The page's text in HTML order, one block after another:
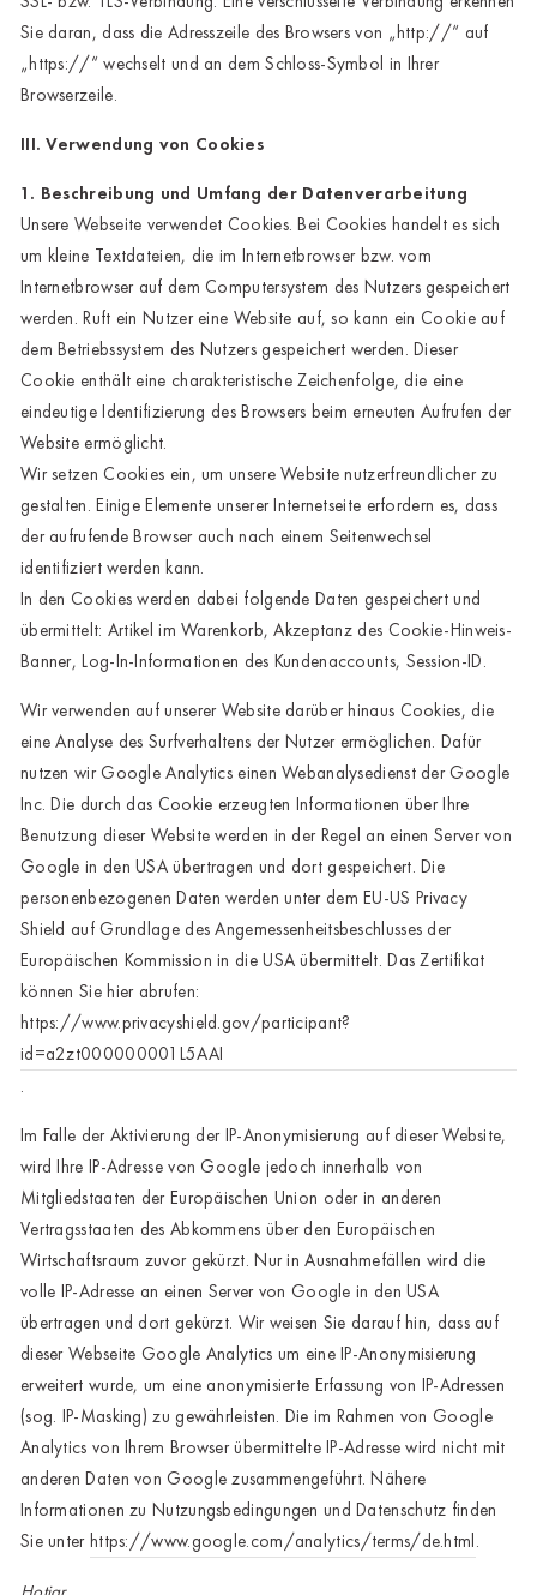
Bruck ad Leitha
Buxtehude
Dornbirn
Dortmund-Hombruch
Düsseldorf-Benrath
Essen
HH-AEZ
HH-Eppendorf
HH-Hanseviertel
HH-Wandsbek
Hannover
Innsbruck
Kiel-CittiPark
Krems
Leipzig
Linz
Lindau
Lübeck
Münster
Oldenburg
Rostock
Schwerin
St.Pölten
Stuttgart
Timmendorf
Tulln
Tuttlingen
Wien Hietzing (13.Bez.)
Sie daran, dass die Adresszeile des Browsers von „http://“ auf
„https://“ wechselt und an dem Schloss-Symbol in Ihrer
Browserzeile.
III. Verwendung von Cookies
1. Beschreibung und Umfang der Datenverarbeitung
Unsere Webseite verwendet Cookies. Bei Cookies handelt es sich
um kleine Textdateien, die im Internetbrowser bzw. vom
Internetbrowser auf dem Computersystem des Nutzers gespeichert
werden. Ruft ein Nutzer eine Website auf, so kann ein Cookie auf
dem Betriebssystem des Nutzers gespeichert werden. Dieser
Cookie enthält eine charakteristische Zeichenfolge, die eine
eindeutige Identifizierung des Browsers beim erneuten Aufrufen der
Website ermöglicht.
Wir setzen Cookies ein, um unsere Website nutzerfreundlicher zu
gestalten. Einige Elemente unserer Internetseite erfordern es, dass
der aufrufende Browser auch nach einem Seitenwechsel
identifiziert werden kann.
In den Cookies werden dabei folgende Daten gespeichert und
übermittelt: Artikel im Warenkorb, Akzeptanz des Cookie-Hinweis-
Banner, Log-In-Informationen des Kundenaccounts, Session-ID.
Wir verwenden auf unserer Website darüber hinaus Cookies, die
eine Analyse des Surfverhaltens der Nutzer ermöglichen. Dafür
nutzen wir Google Analytics einen Webanalysedienst der Google
Inc. Die durch das Cookie erzeugten Informationen über Ihre
Benutzung dieser Website werden in der Regel an einen Server von
Google in den USA übertragen und dort gespeichert. Die
personenbezogenen Daten werden unter dem EU-US Privacy
Shield auf Grundlage des Angemessenheitsbeschlusses der
Europäischen Kommission in die USA übermittelt. Das Zertifikat
können Sie hier abrufen:
https://www.privacyshield.gov/participant?
id=a2zt000000001L5AAI
.
Im Falle der Aktivierung der IP-Anonymisierung auf dieser Website,
wird Ihre IP-Adresse von Google jedoch innerhalb von
Mitgliedstaaten der Europäischen Union oder in anderen
Vertragsstaaten des Abkommens über den Europäischen
Wirtschaftsraum zuvor gekürzt. Nur in Ausnahmefällen wird die
volle IP-Adresse an einen Server von Google in den USA
übertragen und dort gekürzt. Wir weisen Sie darauf hin, dass auf
dieser Webseite Google Analytics um eine IP-Anonymisierung
erweitert wurde, um eine anonymisierte Erfassung von IP-Adressen
(sog. IP-Masking) zu gewährleisten. Die im Rahmen von Google
Analytics von Ihrem Browser übermittelte IP-Adresse wird nicht mit
anderen Daten von Google zusammengeführt. Nähere
Informationen zu Nutzungsbedingungen und Datenschutz finden
Sie unter https://www.google.com/analytics/terms/de.html .